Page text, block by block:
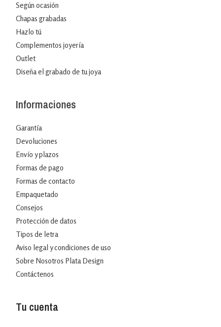
Según ocasión
Chapas grabadas
Hazlo tú
Complementos joyería
Outlet
Diseña el grabado de tu joya
Informaciones
Garantía
Devoluciones
Envío y plazos
Formas de pago
Formas de contacto
Empaquetado
Consejos
Protección de datos
Tipos de letra
Aviso legal y condiciones de uso
Sobre Nosotros Plata Design
Contáctenos
Tu cuenta